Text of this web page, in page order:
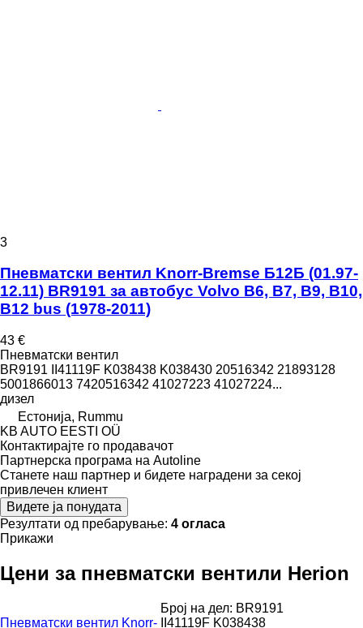
3
Пневматски вентил Knorr-Bremse Б12Б (01.97-
12.11) BR9191 за автобус Volvo B6, B7, B9, B10,
B12 bus (1978-2011)
43 €
Пневматски вентил
BR9191 II41119F K038438 K038430 20516342 21893128
5001866013 7420516342 41027223 41027224...
дизел
Естонија, Rummu
KB AUTO EESTI OÜ
Контактирајте го продавачот
Партнерска програма на Autoline
Станете наш партнер и бидете наградени за секој
привлечен клиент
Видете ја понудата
Резултати од пребарување: 4 огласа
Прикажи
Цени за пневматски вентили Herion
Пневматски вентил Knorr-
Број на дел: BR9191
II41119F K038438